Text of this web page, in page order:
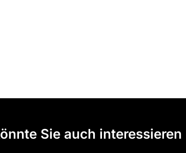
Sie auch interessieren